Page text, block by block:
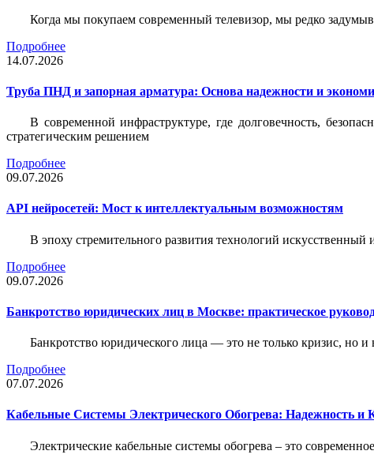
Когда мы покупаем современный телевизор, мы редко
Подробнее
14.07.2026
Труба ПНД и запорная арматура: Основа надежности и
В современной инфраструктуре, где долговечность,
стратегическим решением
Подробнее
09.07.2026
API нейросетей: Мост к интеллектуальным возможностям
В эпоху стремительного развития технологий
Подробнее
09.07.2026
Банкротство юридических лиц в Москве: практическое
Банкротство юридического лица — это не только кризис, но
Подробнее
07.07.2026
Кабельные Системы Электрического Обогрева: Надежность
Электрические кабельные системы обогрева – это